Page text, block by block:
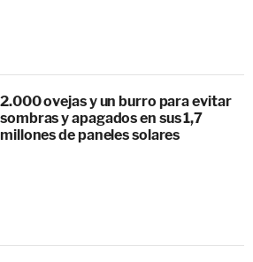
2.000 ovejas y un burro para evitar
sombras y apagados en sus 1,7
millones de paneles solares